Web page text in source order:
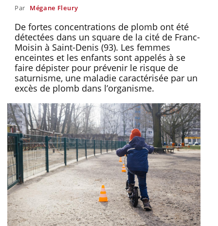
Par Mégane Fleury
De fortes concentrations de plomb ont été
détectées dans un square de la cité de Franc-
Moisin à Saint-Denis (93). Les femmes
enceintes et les enfants sont appelés à se
faire dépister pour prévenir le risque de
saturnisme, une maladie caractérisée par un
excès de plomb dans l’organisme.